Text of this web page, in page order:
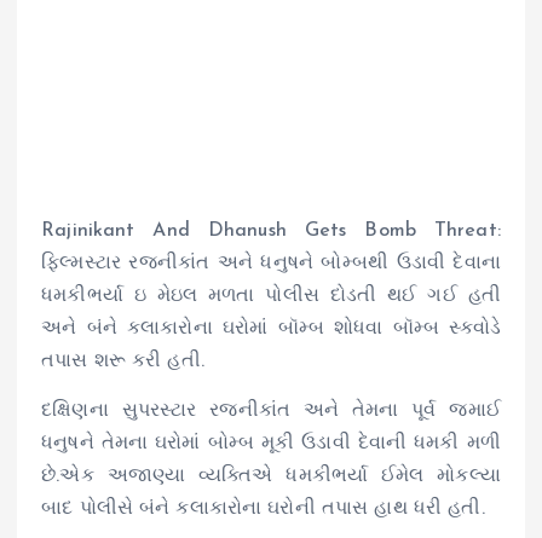
Rajinikant And Dhanush Gets Bomb Threat:
ફિલ્મસ્ટાર રજનીકાંત અને ધનુષને બોમ્બથી ઉડાવી દેવાના
ધમકીભર્યા ઇ મેઇલ મળતા પોલીસ દોડતી થઈ ગઈ હતી
અને બંને કલાકારોના ઘરોમાં બૉમ્બ શોધવા બૉમ્બ સ્ક્વોડે
તપાસ શરૂ કરી હતી.
દક્ષિણના સુપરસ્ટાર રજનીકાંત અને તેમના પૂર્વ જમાઈ
ધનુષને તેમના ઘરોમાં બોમ્બ મૂકી ઉડાવી દેવાની ધમકી મળી
છે.એક અજાણ્યા વ્યક્તિએ ધમકીભર્યા ઈમેલ મોકલ્યા
બાદ પોલીસે બંને કલાકારોના ઘરોની તપાસ હાથ ધરી હતી.